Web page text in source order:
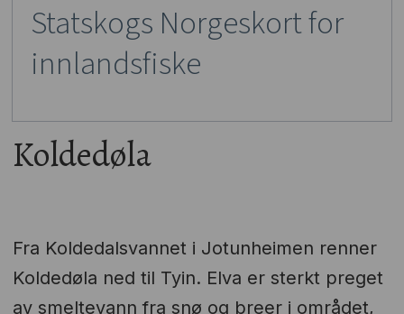
Statskogs Norgeskort for
innlandsfiske
Koldedøla
Fra Koldedalsvannet i Jotunheimen renner
Koldedøla ned til Tyin. Elva er sterkt preget
av smeltevann fra snø og breer i området,